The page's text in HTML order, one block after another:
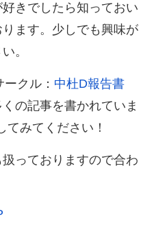
きでしたら知っておい
ます。少しでも興味が
。
クル： 中杜D報告書
の記事を書かれていま
みてください！
っておりますので合わ